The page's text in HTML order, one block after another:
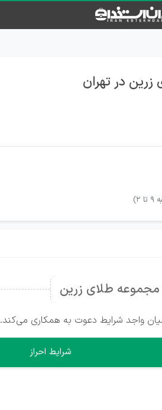
در تهران
طلای زرین
واجد شرایط دعوت به همکاری می‌کند.
شرایط احراز